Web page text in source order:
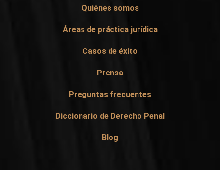
Quiénes somos
Áreas de práctica jurídica
Casos de éxito
Prensa
Preguntas frecuentes
Diccionario de Derecho Penal
Blog